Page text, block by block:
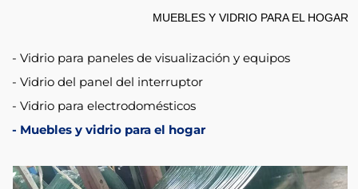
MUEBLES Y VIDRIO PARA EL HOGAR
Vidrio para paneles de visualización y equipos
Vidrio del panel del interruptor
Vidrio para electrodomésticos
Muebles y vidrio para el hogar